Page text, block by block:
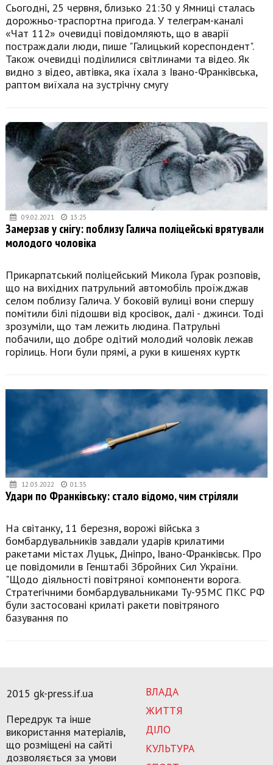
Сьогодні, 25 червня, близько 21:30 у Ямниці сталась
дорожньо-траспортна пригода. У телеграм-каналі
«Чат 112» очевидці повідомляють, що в аварії
постраждали люди, пише "Галицький кореспондент".
Також очевидці поділилися світлинами та відео. Як
видно з відео, автівка, яка їхала з Івано-Франківська,
раптом виїхала на зустрічну смугу
09.02.2021 13:25
Замерзав у снігу: поблизу Галича поліцейські врятували
молодого чоловіка
Прикарпатський поліцейський Микола Гурак розповів,
що на вихідних патрульний автомобіль проїжджав
селом поблизу Галича. У боковій вулиці вони спершу
помітили білі підошви від кросівок, далі - джинси. Тоді
зрозуміли, що там лежить людина. Патрульні
побачили, що добре одітий молодий чоловік лежав
горілиць. Ноги були прямі, а руки в кишенях куртк
12.03.2022 01:35
Удари по Франківську: стало відомо, чим стріляли
На світанку, 11 березня, ворожі війська з
бомбардувальників завдали ударів крилатими
ракетами містах Луцьк, Дніпро, Івано-Франківськ. Про
це повідомили в Генштабі Збройних Сил України.
"Щодо діяльності повітряної компоненти ворога.
Стратегічними бомбардувальниками Ту-95МС ПКС РФ
були застосовані крилаті ракети повітряного
базування по
ВЛАДА
ЖИТТЯ
ДІЛО
КУЛЬТУРА
2015 gk-press.if.ua
Передрук та інше
використання матеріалів,
що розміщені на сайті
дозволяється за умови